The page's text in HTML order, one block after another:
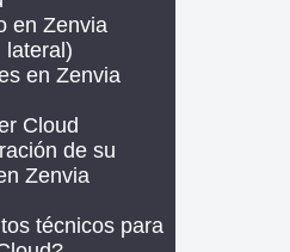
en Zenvia
lateral)
en Zenvia
Cloud
de su
Zenvia
técnicos para